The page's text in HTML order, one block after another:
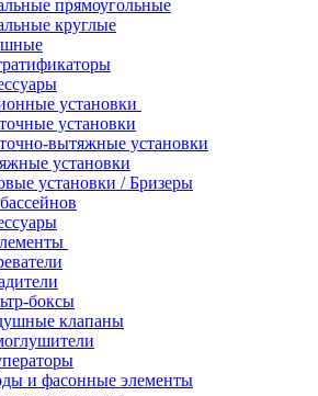
прямоугольные
круглые
установки
установки
вытяжные установки
установки
установки / Бризеры
боксы
клапаны
и фасонные элементы